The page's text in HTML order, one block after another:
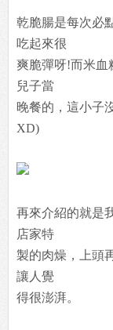
乾脆腸是每次必
吃起來很
爽脆彈呀!而米血
兒子當
晚餐的，這小子
XD)
再來介紹的就是
店家特
製的肉燥，上頭
讓人覺
得很澎湃。